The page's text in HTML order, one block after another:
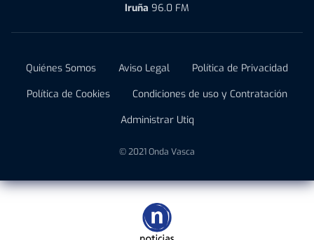
Iruña 96.0 FM
Quiénes Somos Aviso Legal
Política de Privacidad
Política de Cookies
Condiciones de uso y Contratación
Administrar Utiq
© 2021 Onda Vasca